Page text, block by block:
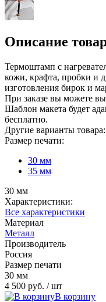
Описание
Термоштамп с
кожи, крафта, пробки и
изготовления бирок и
При заказе вы можете
Шаблон макета будет
бесплатно.
Другие варианты товара:
Размер печати:
30 мм
35 мм
30 мм
Характеристики:
Все характеристики
Материал
Металл
Производитель
Россия
Размер печати
30 мм
4 500 руб. / шт
В корзину